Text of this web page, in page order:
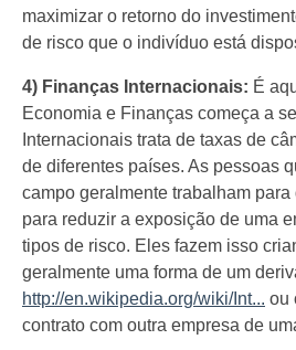
maximizar o retorno do
de risco que o indivíduo está
4) Finanças Internacionais: É
Economia e Finanças começa a
Internacionais trata de taxas de
de diferentes países. As pessoas
campo geralmente trabalham
para reduzir a exposição de uma
tipos de risco. Eles fazem isso
geralmente uma forma de um
http://en.wikipedia.org/wiki/Int... ou
contrato com outra empresa de